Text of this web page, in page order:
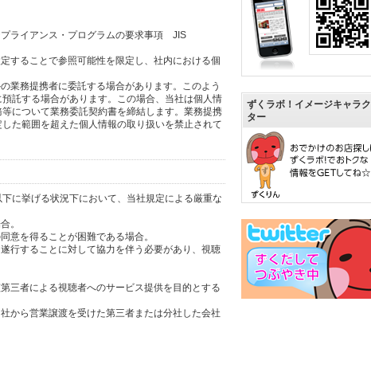
ライアンス・プログラムの要求事項 JIS
することで参照可能性を限定し、社内における個
業務提携者に委託する場合があります。このよう
託する場合があります。この場合、当社は個人情
について業務委託契約書を締結します。業務提携
た範囲を超えた個人情報の取り扱いを禁止されて
に挙げる状況下において、当社規定による厳重な
。
意を得ることが困難である場合。
行することに対して協力を伴う必要があり、視聴
三者による視聴者へのサービス提供を目的とする
から営業譲渡を受けた第三者または分社した会社
ずくラボ！イメージキャラク
ター